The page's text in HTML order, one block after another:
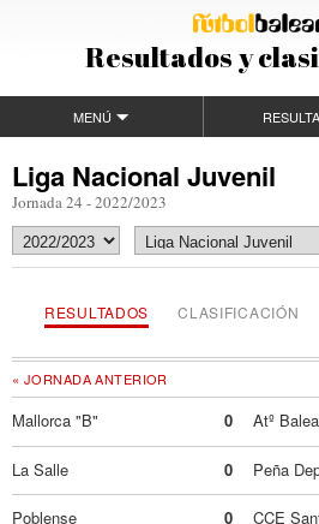
Resultados y
MENÚ
Liga Nacional Juvenil
Jornada 24 - 2022/2023
RESULTADOS CLASIFICACIÓN
« JORNADA ANTERIOR
Mallorca "B" 0 Atº
La Salle 0 Peña
Poblense 0 CCE